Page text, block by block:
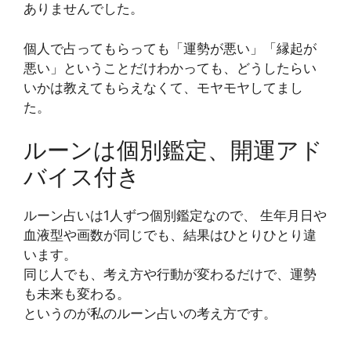
ありませんでした。
個人で占ってもらっても「運勢が悪い」「縁起が
悪い」ということだけわかっても、どうしたらい
いかは教えてもらえなくて、モヤモヤしてまし
た。
ルーンは個別鑑定、開運アド
バイス付き
ルーン占いは1人ずつ個別鑑定なので、 生年月日や
血液型や画数が同じでも、結果はひとりひとり違
います。
同じ人でも、考え方や行動が変わるだけで、運勢
も未来も変わる。
というのが私のルーン占いの考え方です。